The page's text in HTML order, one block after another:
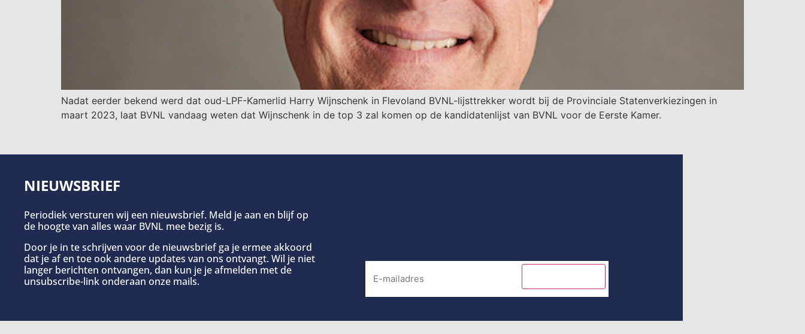
Nadat eerder bekend werd dat oud-LPF-Kamerlid Harry Wijnschenk in Flevoland BVNL-lijsttrekker wordt bij de Provinciale Statenverkiezingen in
maart 2023, laat BVNL vandaag weten dat Wijnschenk in de top 3 zal komen op de kandidatenlijst van BVNL voor de Eerste Kamer.
NIEUWSBRIEF
Periodiek versturen wij een nieuwsbrief. Meld je aan en blijf op
de hoogte van alles waar BVNL mee bezig is.
Door je in te schrijven voor de nieuwsbrief ga je ermee akkoord
dat je af en toe ook andere updates van ons ontvangt. Wil je niet
langer berichten ontvangen, dan kun je je afmelden met de
unsubscribe-link onderaan onze mails.